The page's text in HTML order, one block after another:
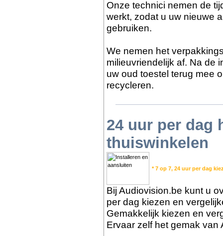
Onze technici nemen de
werkt, zodat u uw nieuwe
gebruiken.
We nemen het
milieuvriendelijk af. Na de
uw oud toestel terug mee
recycleren.
24 uur per dag
thuiswinkelen
* 7 op 7, 24 uur per dag
Bij Audiovision.be kunt u
per dag kiezen en
Gemakkelijk kiezen en
Ervaar zelf het gemak van